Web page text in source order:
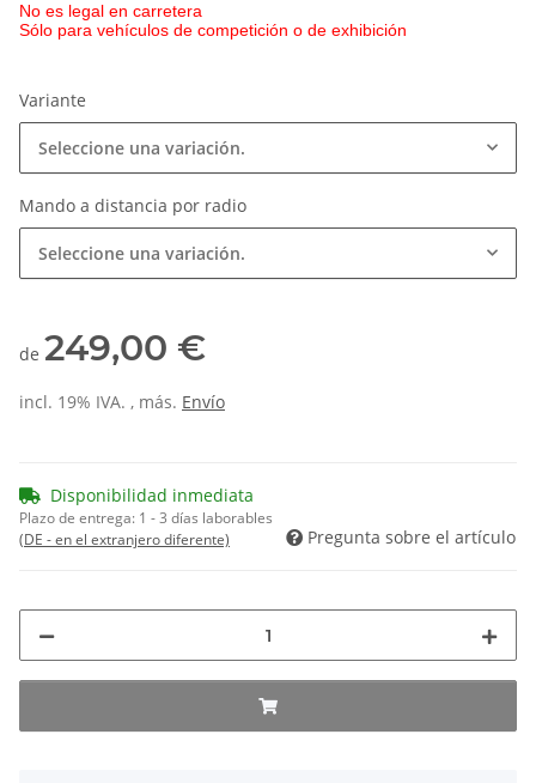
No es legal en carretera
Sólo para vehículos de competición o de exhibición
Variante
Seleccione una variación.
Mando a distancia por radio
Seleccione una variación.
de 249,00 €
incl. 19% IVA. , más. Envío
Disponibilidad inmediata
Plazo de entrega: 1 - 3 días laborables
(DE - en el extranjero diferente)
Pregunta sobre el artículo